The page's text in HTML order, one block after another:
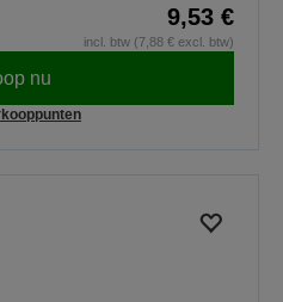
9,53 €
incl. btw (7,88 € excl. btw)
nu